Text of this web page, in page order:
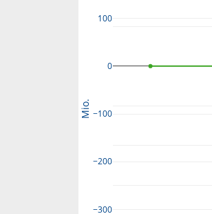
−300
−200
−100
0
100
Mio.